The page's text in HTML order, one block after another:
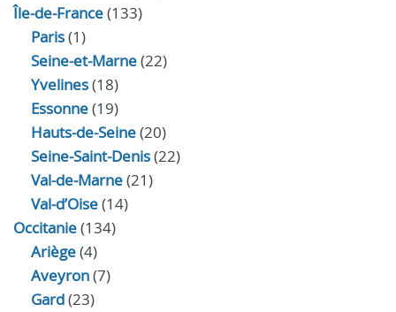
Île-de-France(133)
Paris(1)
Seine-et-Marne(22)
Yvelines(18)
Essonne(19)
Hauts-de-Seine(20)
Seine-Saint-Denis(22)
Val-de-Marne(21)
Val-d’Oise(14)
Occitanie(134)
Ariège(4)
Aveyron(7)
Gard(23)